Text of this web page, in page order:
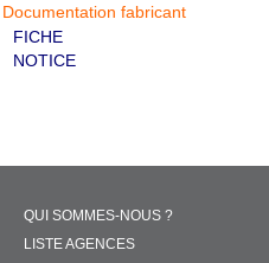
Documentation fabricant
FICHE
NOTICE
QUI SOMMES-NOUS ?
LISTE AGENCES